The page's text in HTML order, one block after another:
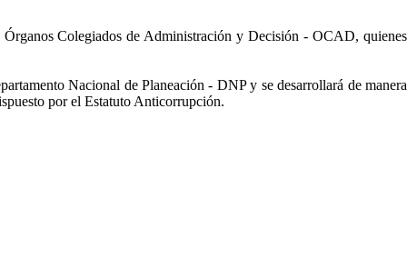
Órganos Colegiados de Administración y Decisión - OCAD, quienes
Nacional de Planeación - DNP y se desarrollará de manera
por el Estatuto Anticorrupción.